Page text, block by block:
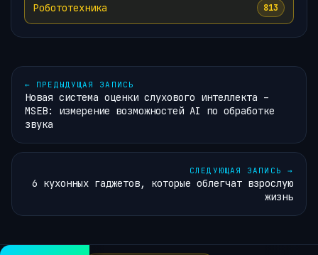
Робототехника 813
← ПРЕДЫДУЩАЯ ЗАПИСЬ
Новая система оценки слухового интеллекта –
MSEB: измерение возможностей AI по обработке
звука
СЛЕДУЮЩАЯ ЗАПИСЬ →
6 кухонных гаджетов, которые облегчат взрослую
жизнь